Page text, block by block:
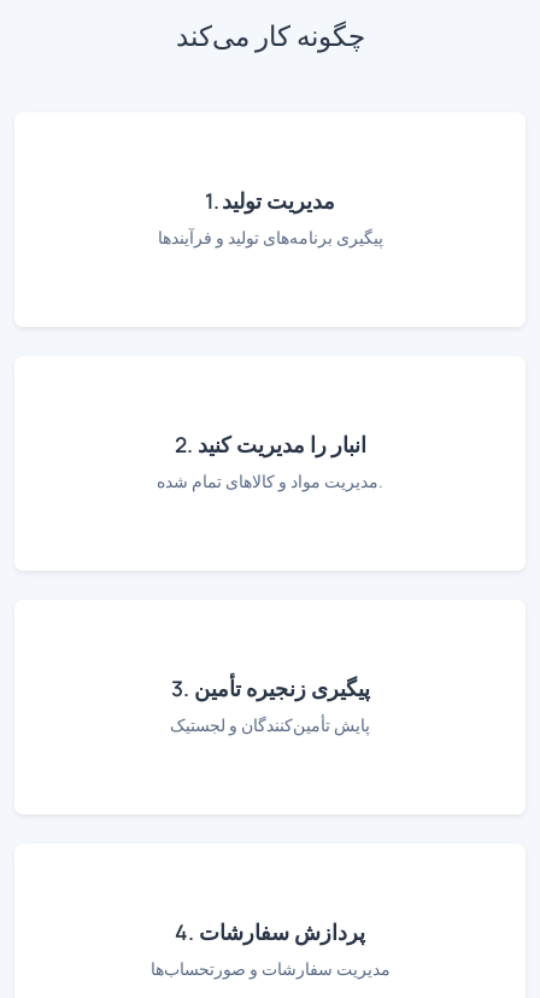
چگونه کار می‌کند
1. مدیریت تولید
پیگیری برنامه‌های تولید و فرآیندها
2. انبار را مدیریت کنید
مدیریت مواد و کالاهای تمام شده.
3. پیگیری زنجیره تأمین
پایش تأمین‌کنندگان و لجستیک
4. پردازش سفارشات
مدیریت سفارشات و صورتحساب‌ها